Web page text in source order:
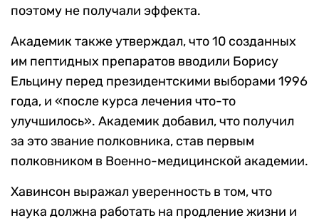
поэтому не получали эффекта.
Академик также утверждал, что 10 созданных
им пептидных препаратов вводили Борису
Ельцину перед президентскими выборами 1996
года, и «после курса лечения что-то
улучшилось». Академик добавил, что получил
за это звание полковника, став первым
полковником в Военно-медицинской академии.
Хавинсон выражал уверенность в том, что
наука должна работать на продление жизни и